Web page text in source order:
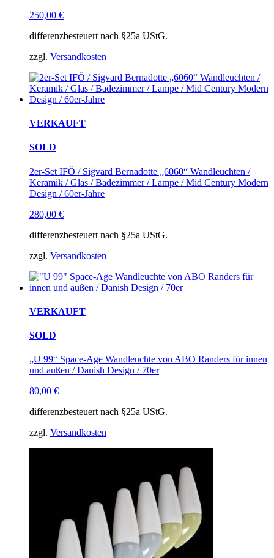
250,00 €
differenzbesteuert nach §25a UStG.
zzgl. Versandkosten
VERKAUFT
SOLD
2er-Set IFÖ / Sigvard Bernadotte „6060“ Wandleuchten /
Keramik / Glas / Badezimmer / Lampe / Mid Century Modern
Design / 60er-Jahre
280,00 €
differenzbesteuert nach §25a UStG.
zzgl. Versandkosten
VERKAUFT
SOLD
„U 99“ Space-Age Wandleuchte von ABO Randers für innen
und außen / Danish Design / 70er
80,00 €
differenzbesteuert nach §25a UStG.
zzgl. Versandkosten